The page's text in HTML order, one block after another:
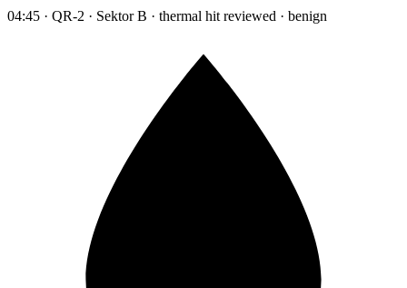
04:45 · QR-2 · Sektor B · thermal hit reviewed · benign